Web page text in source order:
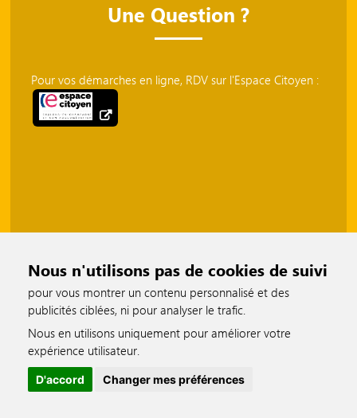
Nous n'utilisons pas de cookies de suivi
pour vous montrer un contenu personnalisé et des
publicités ciblées, ni pour analyser le trafic.
Nous en utilisons uniquement pour améliorer votre
expérience utilisateur.
D'accord Changer mes préférences
Une Question ?
Pour vos démarches en ligne, RDV sur l'Espace Citoyen :
accessible